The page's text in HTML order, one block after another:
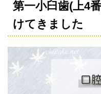
第一小臼歯(上4
けてきました